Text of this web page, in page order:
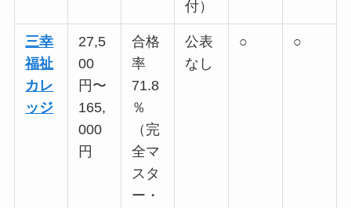
付）
三幸
福祉
カレ
ッジ
27,5
00
円〜
165,
000
円
合格
率
71.8
％
（完
全マ
スタ
ー・
公表
なし
○ ○